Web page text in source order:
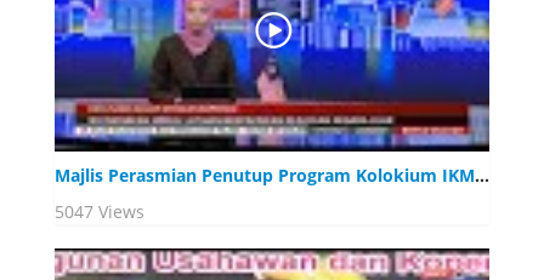
Majlis Perasmian Penutup Program Kolokium IKM 2020
5047 Views